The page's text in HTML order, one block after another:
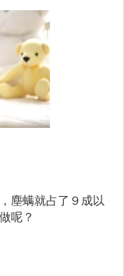
塵螨就占了９成以
呢？